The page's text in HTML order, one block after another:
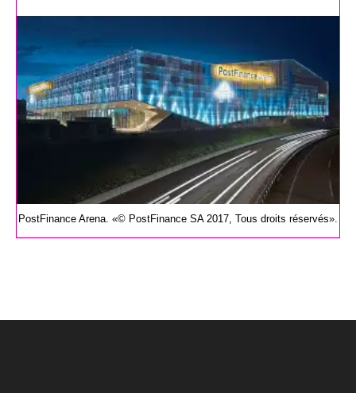
la
PostFinance Arena. «© PostFinance SA 2017, Tous droits réservés».